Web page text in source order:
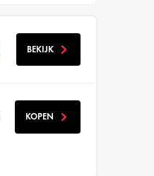
BEKIJK
KOPEN